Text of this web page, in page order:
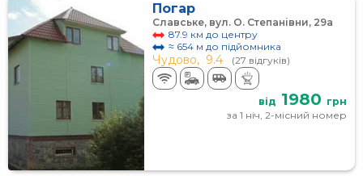
Погар
Славське, вул. О. Степанівни, 29а
87.9 км до центру
≈ 654 м до підйомника
Чудово, 9.4 (27 відгуків)
від 1980 грн
за 1 ніч, 2-місний номер